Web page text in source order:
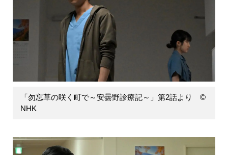
「勿忘草の咲く町で～安曇野診療記～」第2話より ©
NHK